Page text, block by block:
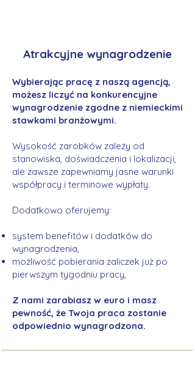
Atrakcyjne wynagrodzenie
Wybierając pracę z naszą agencją,
możesz liczyć na konkurencyjne
wynagrodzenie zgodne z niemieckimi
stawkami branżowymi.
Wysokość zarobków zależy od
stanowiska, doświadczenia i lokalizacji,
ale zawsze zapewniamy jasne warunki
współpracy i terminowe wypłaty.
Dodatkowo oferujemy:
system benefitów i dodatków do
wynagrodzenia,
możliwość pobierania zaliczek już po
pierwszym tygodniu pracy,
Z nami zarabiasz w euro i masz
pewność, że Twoja praca zostanie
odpowiednio wynagrodzona.